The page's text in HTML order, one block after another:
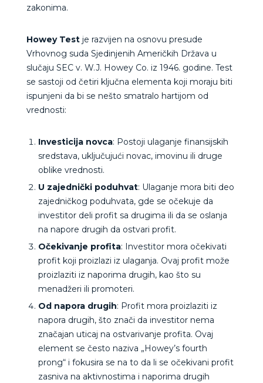
zakonima.
Howey Testje razvijen na osnovu presude
Vrhovnog suda Sjedinjenih Američkih Država u
slučaju SEC v. W.J. Howey Co. iz 1946. godine. Test
se sastoji od četiri ključna elementa koji moraju biti
ispunjeni da bi se nešto smatralo hartijom od
vrednosti:
Investicija novca: Postoji ulaganje finansijskih
sredstava, uključujući novac, imovinu ili druge
oblike vrednosti.
U zajednički poduhvat: Ulaganje mora biti deo
zajedničkog poduhvata, gde se očekuje da
investitor deli profit sa drugima ili da se oslanja
na napore drugih da ostvari profit.
Očekivanje profita: Investitor mora očekivati
profit koji proizlazi iz ulaganja. Ovaj profit može
proizlaziti iz naporima drugih, kao što su
menadžeri ili promoteri.
Od napora drugih: Profit mora proizlaziti iz
napora drugih, što znači da investitor nema
značajan uticaj na ostvarivanje profita. Ovaj
element se često naziva „Howey’s fourth
prong“ i fokusira se na to da li se očekivani profit
zasniva na aktivnostima i naporima drugih